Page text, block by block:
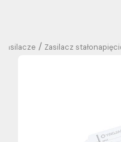
Zasilacz
/
Zasilacze